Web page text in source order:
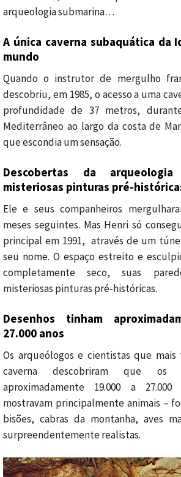
arqueologia submarina…
A única caverna subaquática da
mundo
Quando o instrutor de mergulho
descobriu, em 1985, o acesso a uma
profundidade de 37 metros,
Mediterrâneo ao largo da costa de
que escondia um sensação.
Descobertas da
misteriosas pinturas pré-
Ele e seus companheiros
meses seguintes. Mas Henri só
principal em 1991, através de um
seu nome. O espaço estreito e
completamente seco, suas
misteriosas pinturas pré-históricas.
Desenhos tinham
27.000 anos
Os arqueólogos e cientistas que mais
caverna descobriram que os
aproximadamente 19.000 a
mostravam principalmente animais –
bisões, cabras da montanha, aves
surpreendentemente realistas.